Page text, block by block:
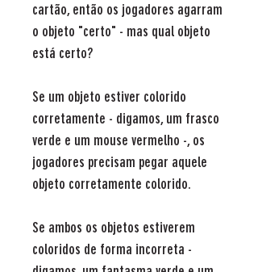
cartão, então os jogadores agarram
o objeto "certo" - mas qual objeto
está certo?
Se um objeto estiver colorido
corretamente - digamos, um frasco
verde e um mouse vermelho -, os
jogadores precisam pegar aquele
objeto corretamente colorido.
Se ambos os objetos estiverem
coloridos de forma incorreta -